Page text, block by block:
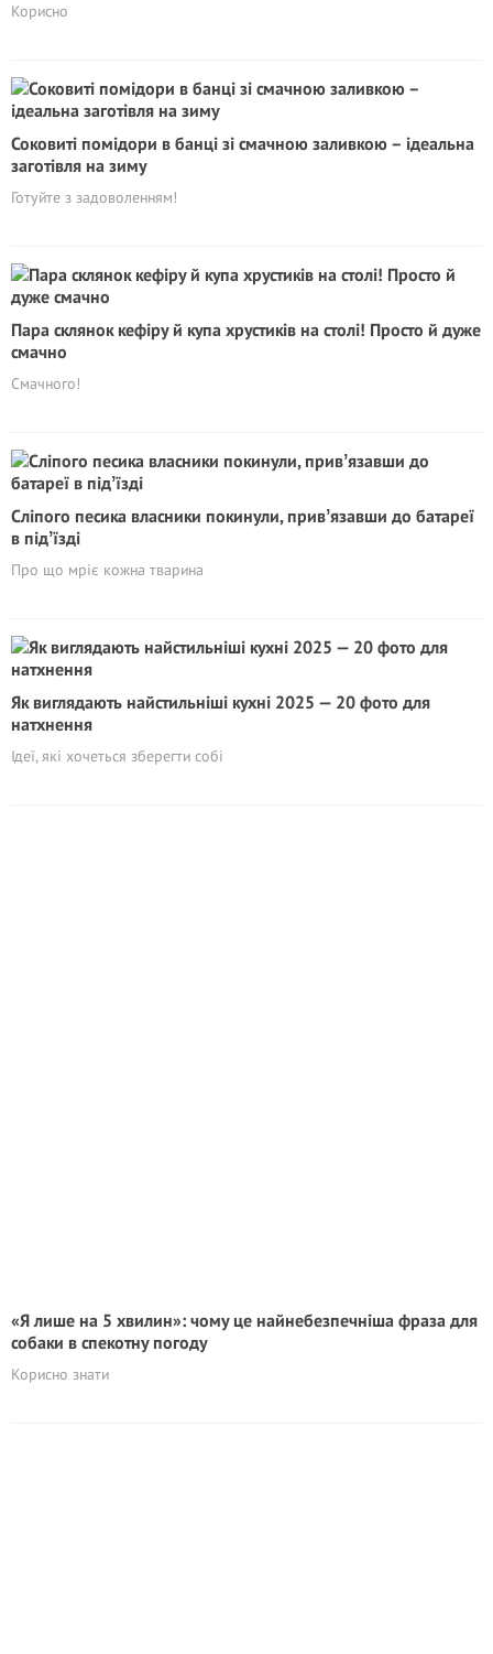
Корисно
Соковиті помідори в банці зі смачною заливкою – ідеальна
заготівля на зиму
Готуйте з задоволенням!
Пара склянок кефіру й купа хрустиків на столі! Просто й дуже
смачно
Смачного!
Cліпого песика власники покинули, привʼязавши до батареї
в підʼїзді
Про що мріє кожна тварина
Як виглядають найстильніші кухні 2025 — 20 фото для
натхнення
Ідеї, які хочеться зберегти собі
«Я лише на 5 хвилин»: чому це найнебезпечніша фраза для
собаки в спекотну погоду
Корисно знати